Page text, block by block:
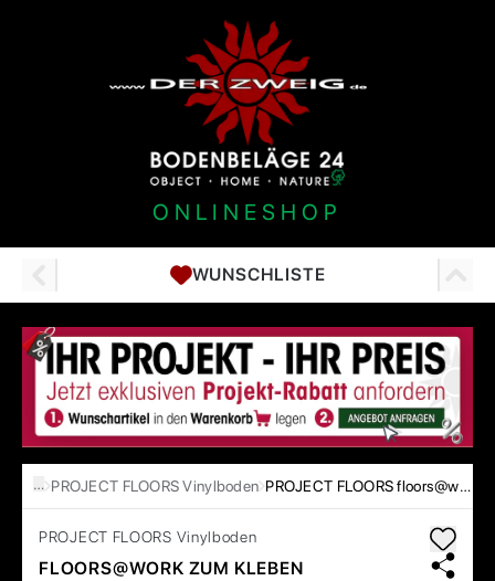
ONLINESHOP
WUNSCHLISTE
… PROJECT FLOORS Vinylboden PROJECT FLOORS floors@work
PROJECT FLOORS Vinylboden
FLOORS@WORK ZUM KLEBEN